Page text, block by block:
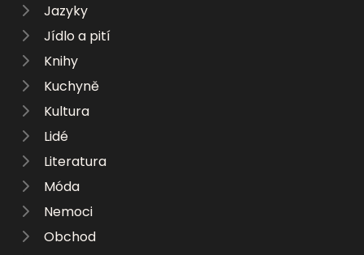
Jazyky
Jídlo a pití
Knihy
Kuchyně
Kultura
Lidé
Literatura
Móda
Nemoci
Obchod